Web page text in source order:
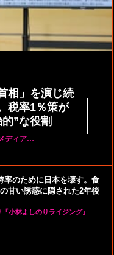
相」を演じ続
税率1％策が
”な役割
ディア…
率のために日本を壊す。食
甘い誘惑に隠された2年後
小林よしのりライジング』